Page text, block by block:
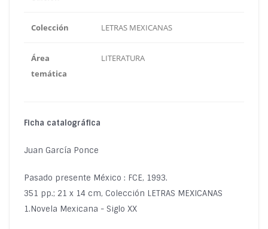
Colección LETRAS MEXICANAS
Área
temática
LITERATURA
Ficha catalográfica
Juan García Ponce
Pasado presente México : FCE, 1993.
351 pp.; 21 x 14 cm, Colección LETRAS MEXICANAS
1.Novela Mexicana - Siglo XX